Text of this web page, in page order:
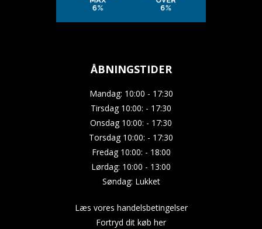
ÅBNINGSTIDER
Mandag: 10:00 - 17:30
Tirsdag 10:00: - 17:30
Onsdag 10:00: - 17:30
Torsdag 10:00: - 17:30
Fredag 10:00: - 18:00
Lørdag: 10:00 - 13:00
Søndag: Lukket
Læs vores handelsbetingelser
Fortryd dit køb her